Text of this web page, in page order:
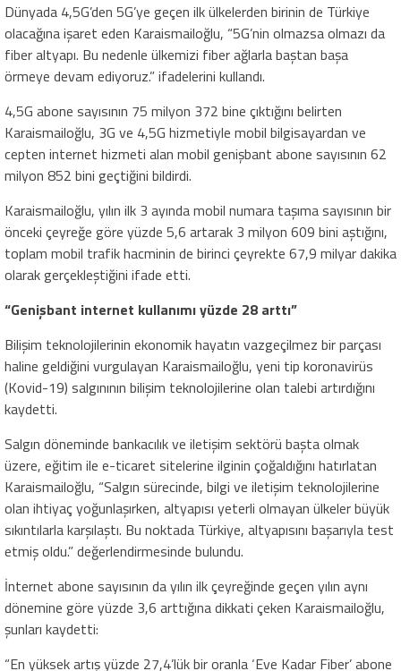
Dünyada 4,5G’den 5G’ye geçen ilk ülkelerden birinin de Türkiye
olacağına işaret eden Karaismailoğlu, “5G’nin olmazsa olmazı da
fiber altyapı. Bu nedenle ülkemizi fiber ağlarla baştan başa
örmeye devam ediyoruz.” ifadelerini kullandı.
4,5G abone sayısının 75 milyon 372 bine çıktığını belirten
Karaismailoğlu, 3G ve 4,5G hizmetiyle mobil bilgisayardan ve
cepten internet hizmeti alan mobil genişbant abone sayısının 62
milyon 852 bini geçtiğini bildirdi.
Karaismailoğlu, yılın ilk 3 ayında mobil numara taşıma sayısının bir
önceki çeyreğe göre yüzde 5,6 artarak 3 milyon 609 bini aştığını,
toplam mobil trafik hacminin de birinci çeyrekte 67,9 milyar dakika
olarak gerçekleştiğini ifade etti.
“Genişbant internet kullanımı yüzde 28 arttı”
Bilişim teknolojilerinin ekonomik hayatın vazgeçilmez bir parçası
haline geldiğini vurgulayan Karaismailoğlu, yeni tip koronavirüs
(Kovid-19) salgınının bilişim teknolojilerine olan talebi artırdığını
kaydetti.
Salgın döneminde bankacılık ve iletişim sektörü başta olmak
üzere, eğitim ile e-ticaret sitelerine ilginin çoğaldığını hatırlatan
Karaismailoğlu, “Salgın sürecinde, bilgi ve iletişim teknolojilerine
olan ihtiyaç yoğunlaşırken, altyapısı yeterli olmayan ülkeler büyük
sıkıntılarla karşılaştı. Bu noktada Türkiye, altyapısını başarıyla test
etmiş oldu.” değerlendirmesinde bulundu.
İnternet abone sayısının da yılın ilk çeyreğinde geçen yılın aynı
dönemine göre yüzde 3,6 arttığına dikkati çeken Karaismailoğlu,
şunları kaydetti:
“En yüksek artış yüzde 27,4’lük bir oranla ‘Eve Kadar Fiber’ abone